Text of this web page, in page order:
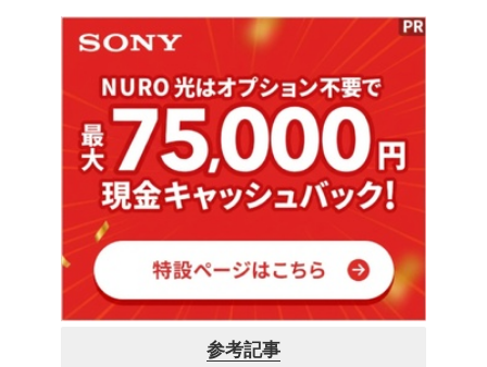
参考記事